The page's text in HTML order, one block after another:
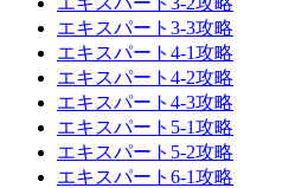
エキスパート3-3攻略
エキスパート4-1攻略
エキスパート4-2攻略
エキスパート4-3攻略
エキスパート5-1攻略
エキスパート5-2攻略
エキスパート6-1攻略